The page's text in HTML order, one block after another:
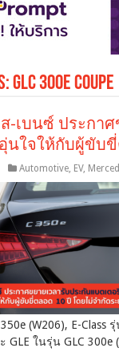
GLC 300e Coupe
ส-เบนซ์ ประกา
นใจให้กับผู้ขับ
Automotive, EV,
(W206), E-Class
GLE ในรุ่น GLC 300e